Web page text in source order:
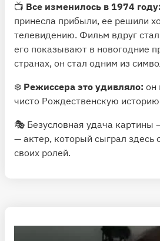
📺 Все изменилось в 1974 году:
принесла прибыли, ее решили
телевидению. Фильм вдруг
его показывают в новогодние
странах, он стал одним из
❄️ Режиссера это удивляло: он
чисто Рождественскую
🎭 Безусловная удача картины
— актер, который сыграл здесь
своих ролей.